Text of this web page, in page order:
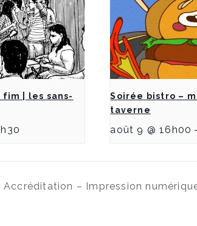
fim | les sans-
Soirée bistro –
taverne
août 9 @ 16h00 -
Accréditation – Impression